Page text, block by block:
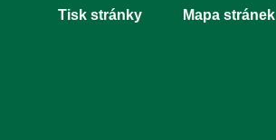
Tisk stránky Mapa stránek